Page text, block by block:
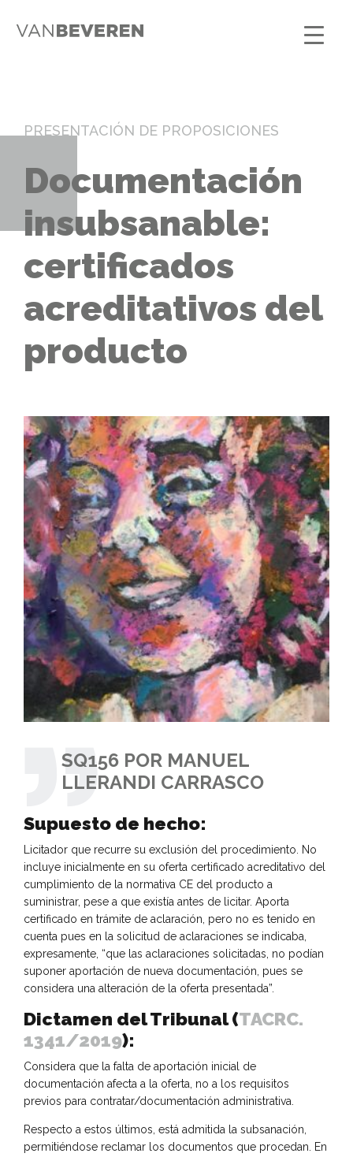
PRESENTACIÓN DE PROPOSICIONES
Documentación
insubsanable:
certificados
acreditativos del
producto
SQ156 POR MANUEL
LLERANDI CARRASCO
Supuesto de hecho:
Licitador que recurre su exclusión del procedimiento. No
incluye inicialmente en su oferta certificado acreditativo del
cumplimiento de la normativa CE del producto a
suministrar, pese a que existía antes de licitar. Aporta
certificado en trámite de aclaración, pero no es tenido en
cuenta pues en la solicitud de aclaraciones se indicaba,
expresamente, “que las aclaraciones solicitadas, no podían
suponer aportación de nueva documentación, pues se
considera una alteración de la oferta presentada”.
Dictamen del Tribunal (TACRC.
1341/2019):
Considera que la falta de aportación inicial de
documentación afecta a la oferta, no a los requisitos
previos para contratar/documentación administrativa.
Respecto a estos últimos, está admitida la subsanación,
permitiéndose reclamar los documentos que procedan. En